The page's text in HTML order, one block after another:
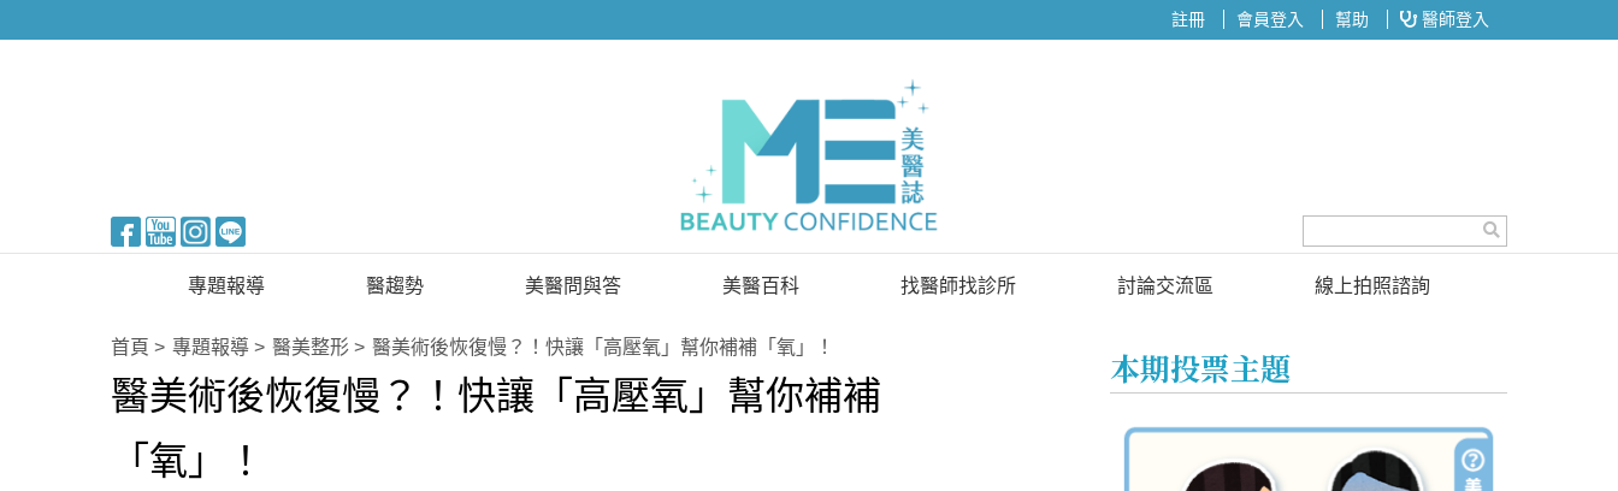
註冊 會員登入 幫助 醫師登入
專題報導
新知快訊
醫美整形
保健醫療
醫趨勢
美醫FUN知識
國際新知
美醫問與答
已解決問題
待解決問題
美醫百科 找醫師找診所 討論交流區
投票區
線上拍照諮詢
首頁 專題報導 醫美整形 醫美術後恢復慢？！快讓「高壓氧」幫你補補「氧」！
醫美術後恢復慢？！快讓「高壓氧」幫你補補
「氧」！
本期投票主題